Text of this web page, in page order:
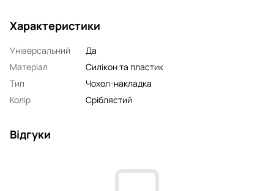
Характеристики
Універсальний
Да
Матеріал
Силікон та пластик
Тип
Чохол-накладка
Колір
Сріблястий
Відгуки